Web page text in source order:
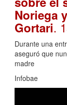
Noriega
Gortari.
Durante una
aseguró que
madre
Infobae